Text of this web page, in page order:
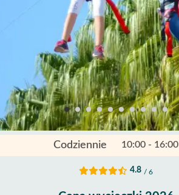
Codziennie 10:00 - 16:00
4.8 / 6